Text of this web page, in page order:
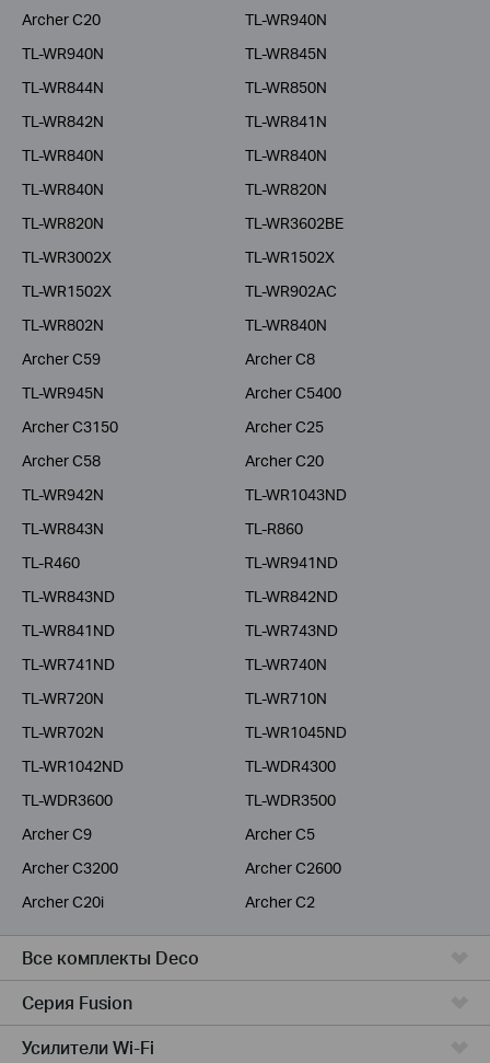
Archer C20
TL-WR940N
TL-WR940N
TL-WR845N
TL-WR844N
TL-WR850N
TL-WR842N
TL-WR841N
TL-WR840N
TL-WR840N
TL-WR840N
TL-WR820N
TL-WR820N
TL-WR3602BE
TL-WR3002X
TL-WR1502X
TL-WR1502X
TL-WR902AC
TL-WR802N
TL-WR840N
Archer C59
Archer C8
TL-WR945N
Archer C5400
Archer C3150
Archer C25
Archer C58
Archer C20
TL-WR942N
TL-WR1043ND
TL-WR843N
TL-R860
TL-R460
TL-WR941ND
TL-WR843ND
TL-WR842ND
TL-WR841ND
TL-WR743ND
TL-WR741ND
TL-WR740N
TL-WR720N
TL-WR710N
TL-WR702N
TL-WR1045ND
TL-WR1042ND
TL-WDR4300
TL-WDR3600
TL-WDR3500
Archer C9
Archer C5
Archer C3200
Archer C2600
Archer C20i
Archer C2
Все комплекты Deco
Серия Fusion
Усилители Wi-Fi